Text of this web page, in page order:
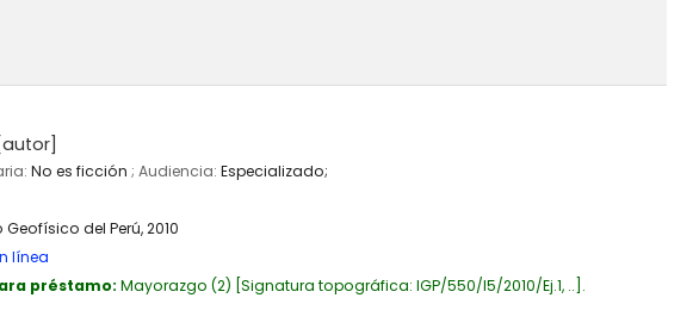
[autor]
No es ficción ; Audiencia: Especializado;
Geofísico del Perú,2010
línea
préstamo: Mayorazgo (2) Signatura topográfica: IGP/550/I5/2010/Ej.1, .. .